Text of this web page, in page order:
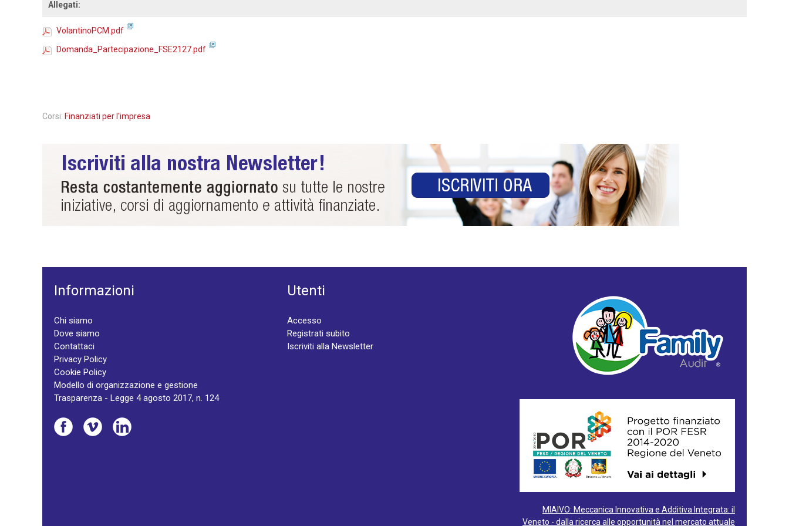
Allegati:
VolantinoPCM.pdf
Domanda_Partecipazione_FSE2127.pdf
Corsi: Finanziati per l'impresa
Informazioni
Chi siamo
Dove siamo
Contattaci
Privacy Policy
Cookie Policy
Modello di organizzazione e gestione
Trasparenza - Legge 4 agosto 2017, n. 124
Utenti
Accesso
Registrati subito
Iscriviti alla Newsletter
MIAIVO: Meccanica Innovativa e Additiva Integrata: il
Veneto - dalla ricerca alle opportunità nel mercato attuale